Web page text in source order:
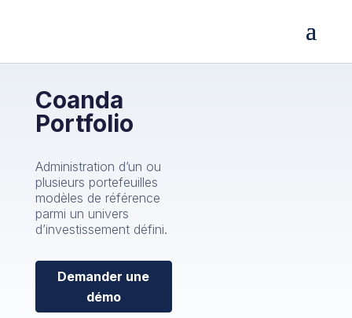
Coanda
Portfolio
Administration d’un ou
plusieurs portefeuilles
modèles de référence
parmi un univers
d’investissement défini.
Demander une
démo